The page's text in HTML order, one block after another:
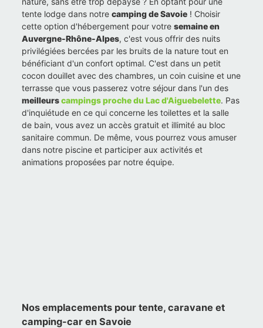
tente lodge dans notrecamping de Savoie ! Choisir
cette option d'hébergement pour votresemaine en
Auvergne-Rhône-Alpes, c'est vous offrir des nuits
privilégiées bercées par les bruits de la nature tout en
bénéficiant d'un confort optimal. C'est dans un petit
cocon douillet avec des chambres, un coin cuisine et une
terrasse que vous passerez votre séjour dans l'un des
meilleurscampings proche du Lac d'Aiguebelette. Pas
d'inquiétude en ce qui concerne les toilettes et la salle
de bain, vous avez un accès gratuit et illimité au bloc
sanitaire commun. De même, vous pourrez vous amuser
dans notre piscine et participer aux activités et
animations proposées par notre équipe.
Nos emplacements pour tente, caravane et
camping-car en Savoie